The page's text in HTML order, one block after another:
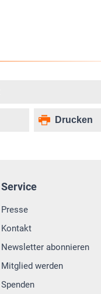
Drucken
Service
Presse
Kontakt
Newsletter abonnieren
Mitglied werden
Spenden